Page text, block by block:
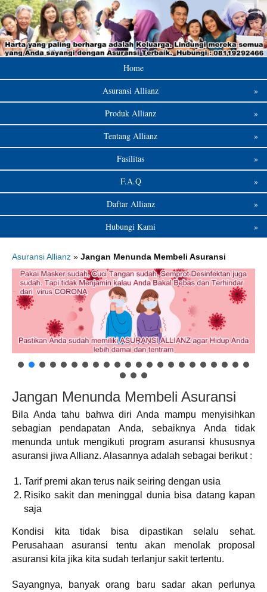
Home
Asuransi Allianz
»
Produk Allianz
»
Tentang Allianz
»
Fasilitas
»
F.A.Q
»
Daftar Allianz
»
Hubungi Kami
»
Asuransi Allianz » Jangan Menunda Membeli Asuransi
Jangan Menunda Membeli Asuransi
Bila Anda tahu bahwa diri Anda mampu menyisihkan
sebagian pendapatan Anda, sebaiknya Anda tidak
menunda untuk mengikuti program asuransi khususnya
asuransi jiwa Allianz. Alasannya adalah sebagai berikut :
Tarif premi akan terus naik seiring dengan usia
Risiko sakit dan meninggal dunia bisa datang kapan
saja
Kondisi kita tidak bisa dipastikan selalu sehat.
Perusahaan asuransi tentu akan menolak proposal
asuransi kita jika kita sudah terlanjur sakit tertentu.
Sayangnya, banyak orang baru sadar akan perlunya